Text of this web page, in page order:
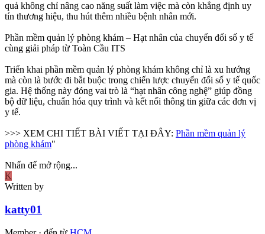
quả không chỉ nâng cao năng suất làm việc mà còn khẳng định uy
tín thương hiệu, thu hút thêm nhiều bệnh nhân mới.
Phần mềm quản lý phòng khám – Hạt nhân của chuyển đổi số y tế
cùng giải pháp từ Toàn Cầu ITS
Triển khai phần mềm quản lý phòng khám không chỉ là xu hướng
mà còn là bước đi bắt buộc trong chiến lược chuyển đổi số y tế quốc
gia. Hệ thống này đóng vai trò là “hạt nhân công nghệ” giúp đồng
bộ dữ liệu, chuẩn hóa quy trình và kết nối thông tin giữa các đơn vị
y tế.
>>> XEM CHI TIẾT BÀI VIẾT TẠI ĐÂY: Phần mềm quản lý
phòng khám"
Nhấn để mở rộng...
K
Written by
katty01